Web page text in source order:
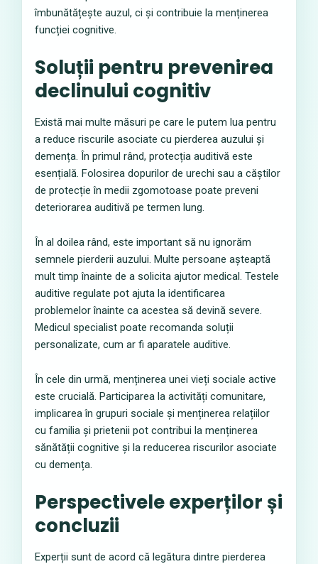
îmbunătățește auzul, ci și contribuie la menținerea
funcției cognitive.
Soluții pentru prevenirea
declinului cognitiv
Există mai multe măsuri pe care le putem lua pentru
a reduce riscurile asociate cu pierderea auzului și
demența. În primul rând, protecția auditivă este
esențială. Folosirea dopurilor de urechi sau a căștilor
de protecție în medii zgomotoase poate preveni
deteriorarea auditivă pe termen lung.
În al doilea rând, este important să nu ignorăm
semnele pierderii auzului. Multe persoane așteaptă
mult timp înainte de a solicita ajutor medical. Testele
auditive regulate pot ajuta la identificarea
problemelor înainte ca acestea să devină severe.
Medicul specialist poate recomanda soluții
personalizate, cum ar fi aparatele auditive.
În cele din urmă, menținerea unei vieți sociale active
este crucială. Participarea la activități comunitare,
implicarea în grupuri sociale și menținerea relațiilor
cu familia și prietenii pot contribui la menținerea
sănătății cognitive și la reducerea riscurilor asociate
cu demența.
Perspectivele experților și
concluzii
Experții sunt de acord că legătura dintre pierderea